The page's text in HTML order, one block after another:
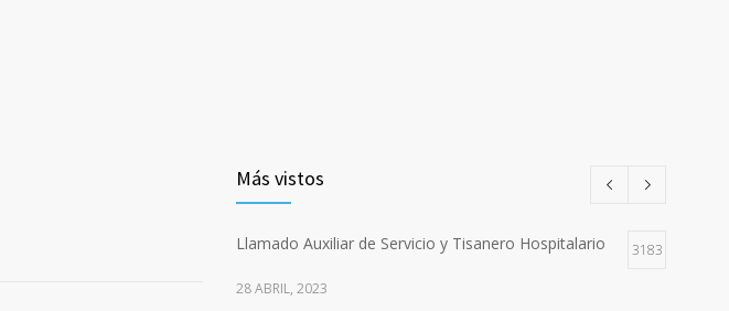
Más vistos
Llamado Auxiliar de Servicio y Tisanero Hospitalario 3183
28 ABRIL, 2023